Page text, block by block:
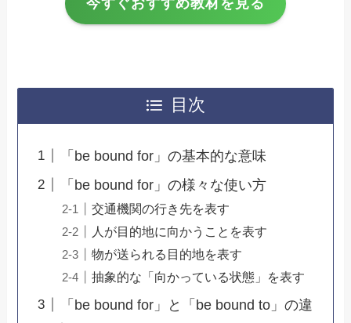
今すぐおすすめ教材を見る
目次
「be bound for」の基本的な意味
「be bound for」の様々な使い方
交通機関の行き先を表す
人が目的地に向かうことを表す
物が送られる目的地を表す
抽象的な「向かっている状態」を表す
「be bound for」と「be bound to」の違